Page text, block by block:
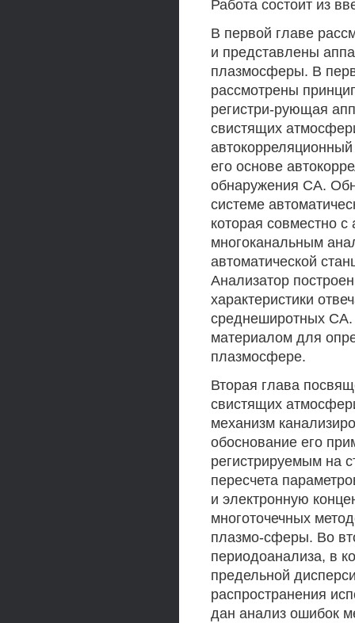
Работа состоит из
В первой главе
и представлены
плазмосферы. В
рассмотрены
регистри-рующая
свистящих
его основе
обнаружения СА.
системе
которая совместно
многоканальным
автоматической
Анализатор
характеристики
среднеширотных
материалом для
плазмосфере.
Вторая глава
свистящих
механизм
обоснование его
регистрируемым на
пересчета
и электронную
многоточечных
плазмо-сферы. Во
периодоанализа, в
предельной
распространения
дан анализ ошибок